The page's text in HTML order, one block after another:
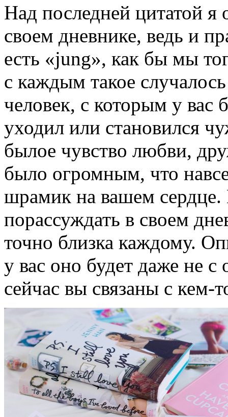
Над последней цитатой я
своем дневнике, ведь и
есть «jung», как бы мы
с каждым такое
человек, с которым у вас
уходил или становился
былое чувство любви,
было огромным, что
шрамик на вашем сердце.
порассуждать в своем
точно близка каждому.
у вас оно будет даже не
сейчас вы связаны с кем-